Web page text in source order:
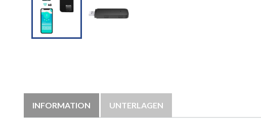
INFORMATION UNTERLAGEN